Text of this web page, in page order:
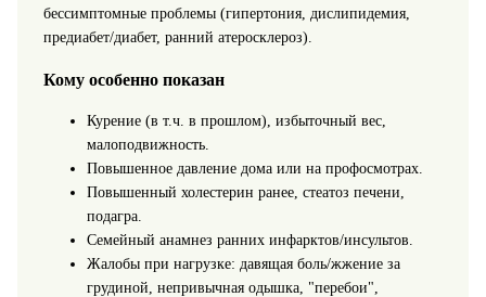
бессимптомные проблемы (гипертония, дислипидемия,
предиабет/диабет, ранний атеросклероз).
Кому особенно показан
Курение (в т.ч. в прошлом), избыточный вес,
малоподвижность.
Повышенное давление дома или на профосмотрах.
Повышенный холестерин ранее, стеатоз печени,
подагра.
Семейный анамнез ранних инфарктов/инсультов.
Жалобы при нагрузке: давящая боль/жжение за
грудиной, непривычная одышка, "перебои",